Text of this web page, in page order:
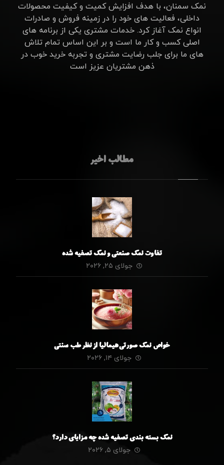
نمک سمنان، با هدف افزایش کمیت و کیفیت محصولات
داخلی، فعالیت های خود را در زمینه فروش و صادرات
انواع نمک آغاز کرد. خدمات مشتری یکی از برنامه های
اصلی کسب و کار ما است و بر این اساس تمام تلاش
های ما برای جلب رضایت مشتری و تجربه خرید خوب در
ذهن مشتریان عزیز است
مطالب اخیر
تفاوت نمک صنعتی و نمک تصفیه شده
جولای ۲۵, ۲۰۲۶
خواص نمک صورتی هیمالیا از نظر طب سنتی
جولای ۱۴, ۲۰۲۶
نمک بسته بندی تصفیه شده چه مزایای دارد؟
جولای ۵, ۲۰۲۶